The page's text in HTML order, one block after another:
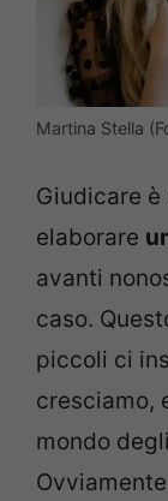
Martina Stella
Giudicare
elaborare
avanti
caso.
piccoli ci
cresciamo,
mondo